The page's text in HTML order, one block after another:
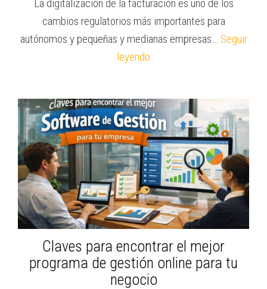
La digitalización de la facturación es uno de los
cambios regulatorios más importantes para
autónomos y pequeñas y medianas empresas… Seguir
leyendo
Claves para encontrar el mejor
programa de gestión online para tu
negocio